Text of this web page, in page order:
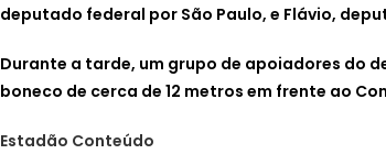
deputado federal por São Paulo, e Flávio,
Durante a tarde, um grupo de apoiadores do
boneco de cerca de 12 metros em frente ao
Estadão Conteúdo